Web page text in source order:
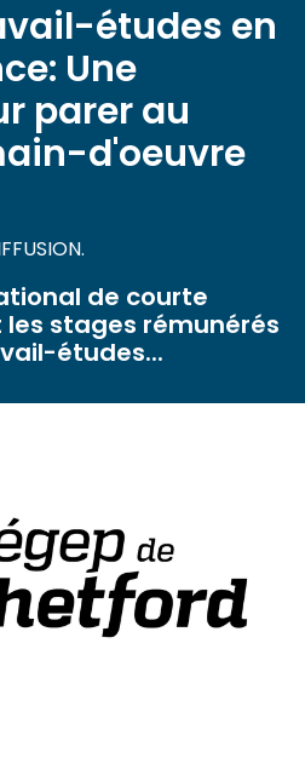
études en
Une
parer au
d'oeuvre
de courte
stages rémunérés
études...